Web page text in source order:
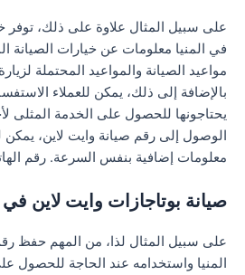
في المنيا معلومات عن خيارات الصيانة
مواعيد الصيانة والمواعيد المحتملة
بالإضافة إلى ذلك، يمكن للعملاء
يحتاجونها للحصول على الخدمة المثلى
الوصول إلى رقم صيانة وايت لاين،
معلومات إضافية بنفس السرعة. رقم الهاتف
صيانة بوتاجازات وايت لاين في
المنيا واستخدامه عند الحاجة للحصول